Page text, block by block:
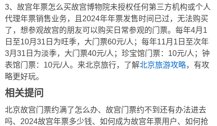
3、故宫年票怎么买故宫博物院未授权任何第三方机构或个人
代理年票销售业务，且2024年年票发售时间已过，无法购买
了，想参观故宫的朋友可以购买日常参观的门票。每年4月1
日至10月31日为旺季，大门票60元/人；每年11月1日至次年
3月31日为淡季，大门票40元/人；珍宝馆门票：10元/人；钟
表馆门票：10元/人。来北京旅行，了解北京旅游攻略，有攻
略更好玩。
相关提问
北京故宫门票约满了怎么办、故宫门票约不到还有办法进去
吗、2024故宫年票多少钱、如何成为故宫年票用户、如何抢